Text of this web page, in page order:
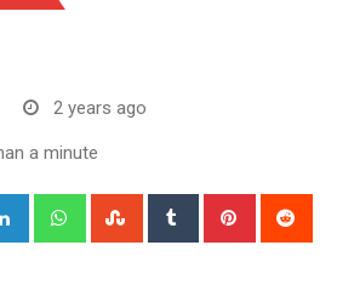
2 years ago
a minute
LinkedIn WhatsappStumbleUpon
Tumblr Pinterest